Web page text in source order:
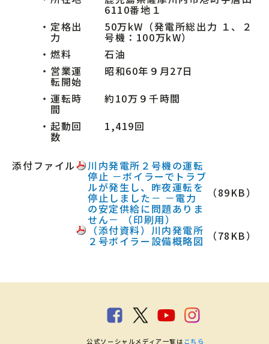
6110番地１
・ 定格出
力
50万kW（発電所総出力 １、２
号機：100万kW）
・ 燃料
石油
・ 営業運
転開始
昭和60年９月27日
・ 運転時
間
約10万９千時間
・ 起動回
数
1,419回
添付ファイル 川内発電所２号機の運転
停止 －ボイラーでトラブ
ルが発生し、昨夜運転を
停止しました－ －電力
の安定供給に問題ありま
せん－ （印刷用）
（89KB）
（添付資料）川内発電所
２号ボイラー設備概略図 （78KB）
公式ソーシャルメディア一覧は こちら